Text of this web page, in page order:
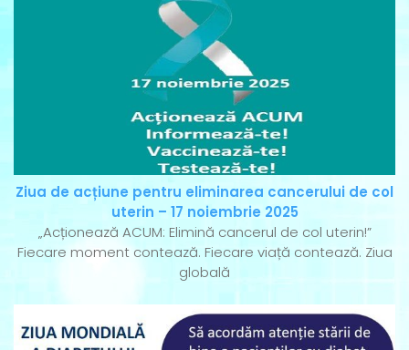
Ziua de acțiune pentru eliminarea cancerului de col
uterin – 17 noiembrie 2025
„Acționează ACUM: Elimină cancerul de col uterin!”
Fiecare moment contează. Fiecare viață contează. Ziua
globală